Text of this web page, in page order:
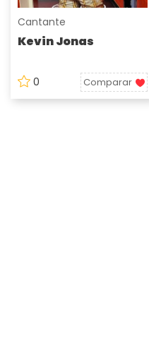
Cantante
Kevin Jonas
0 Comparar